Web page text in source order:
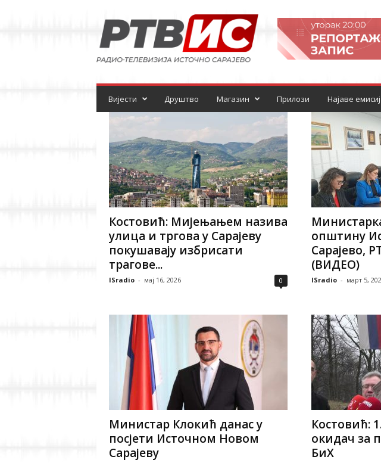
и
о
т
л
Вијести Друштво Магазин Прилози Најаве
Костовић: Мијењањем назива
улица и тргова у Сарајеву
покушавају избрисати
трагове...
ISradio - мај 16, 2026 0
општину
Сарајево,
(ВИДЕО)
ISradio - март 5,
Министар Клокић данас у
посјети Источном Новом
Сарајеву
Костовић:
окидач за
БиХ